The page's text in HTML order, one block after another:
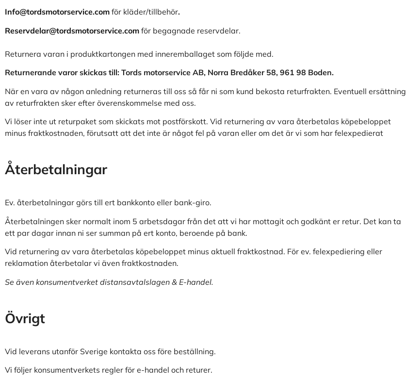
Info@tordsmotorservice.com för kläder/tillbehör.
Reservdelar@tordsmotorservice.com för begagnade reservdelar.
Returnera varan i produktkartongen med inneremballaget som följde med.
Returnerande varor skickas till: Tords motorservice AB, Norra Bredåker 58, 961 98 Boden.
När en vara av någon anledning returneras till oss så får ni som kund bekosta returfrakten. Eventuell ersättning
av returfrakten sker efter överenskommelse med oss.
Vi löser inte ut returpaket som skickats mot postförskott. Vid returnering av vara återbetalas köpebeloppet
minus fraktkostnaden, förutsatt att det inte är något fel på varan eller om det är vi som har felexpedierat
Återbetalningar
Ev. återbetalningar görs till ert bankkonto eller bank-giro.
Återbetalningen sker normalt inom 5 arbetsdagar från det att vi har mottagit och godkänt er retur. Det kan ta
ett par dagar innan ni ser summan på ert konto, beroende på bank.
Vid returnering av vara återbetalas köpebeloppet minus aktuell fraktkostnad. För ev. felexpediering eller
reklamation återbetalar vi även fraktkostnaden.
Se även konsumentverket distansavtalslagen & E-handel.
Övrigt
Vid leverans utanför Sverige kontakta oss före beställning.
Vi följer konsumentverkets regler för e-handel och returer.